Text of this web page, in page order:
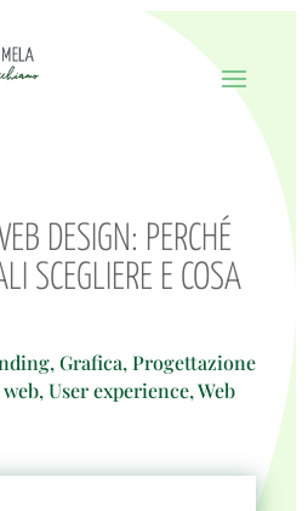
DESIGN: PERCHÉ
SCEGLIERE E COSA
,Grafica,Progettazione
,User experience,Web